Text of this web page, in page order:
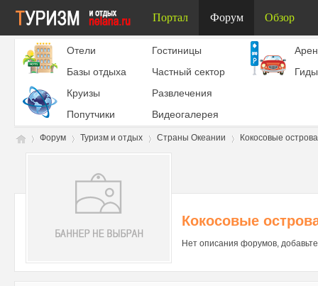
Портал Форум Обзор
Отели
Гостиницы
Базы отдыха
Частный сектор
Гиды
Круизы
Развлечения
Попутчики
Видеогалерея
Форум Туризм и отдых Страны Океании Кокосовые острова
Кокосовые
Нет описания форумов,